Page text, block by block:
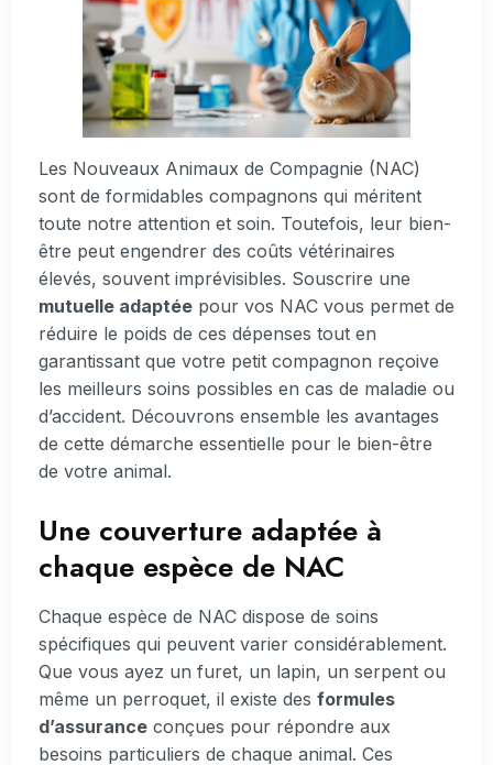
Les Nouveaux Animaux de Compagnie (NAC)
sont de formidables compagnons qui méritent
toute notre attention et soin. Toutefois, leur bien-
être peut engendrer des coûts vétérinaires
élevés, souvent imprévisibles. Souscrire une
mutuelle adaptée pour vos NAC vous permet de
réduire le poids de ces dépenses tout en
garantissant que votre petit compagnon reçoive
les meilleurs soins possibles en cas de maladie ou
d’accident. Découvrons ensemble les avantages
de cette démarche essentielle pour le bien-être
de votre animal.
Une couverture adaptée à
chaque espèce de NAC
Chaque espèce de NAC dispose de soins
spécifiques qui peuvent varier considérablement.
Que vous ayez un furet, un lapin, un serpent ou
même un perroquet, il existe des formules
d’assurance conçues pour répondre aux
besoins particuliers de chaque animal. Ces